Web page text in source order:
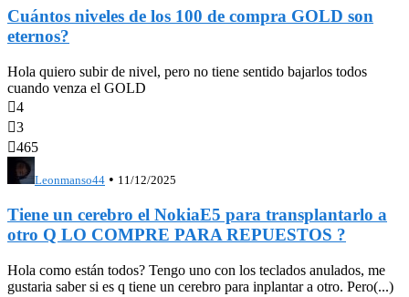
Cuántos niveles de los 100 de compra GOLD son
eternos?
Hola quiero subir de nivel, pero no tiene sentido bajarlos todos
cuando venza el GOLD
4
3
465
Leonmanso44 • 11/12/2025
Tiene un cerebro el NokiaE5 para transplantarlo a
otro Q LO COMPRE PARA REPUESTOS ?
Hola como están todos? Tengo uno con los teclados anulados, me
gustaria saber si es q tiene un cerebro para inplantar a otro. Pero(...)